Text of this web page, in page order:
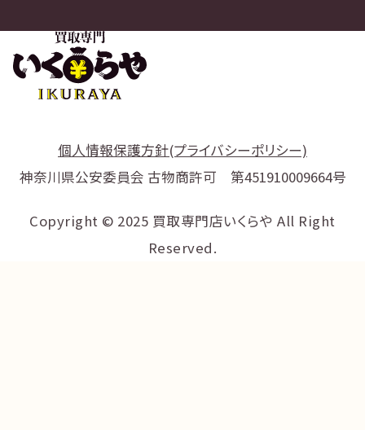
個人情報保護方針(プライバシーポリシー)
神奈川県公安委員会 古物商許可 第451910009664号
Copyright © 2025 買取専門店いくらや All Right
Reserved.